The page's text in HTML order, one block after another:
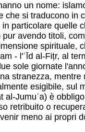
un nome:
si traducono in
particolare quelle
avendo titoli,
spirituale,
- l'ʿĪd al-Fiṭr, al
sole giornate
stranezza,
esigibile, sul
al-Jumuʿa) è
retribuito o
meno ai propri